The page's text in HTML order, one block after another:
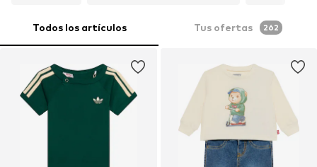
Todos los artículos Tus ofertas 262